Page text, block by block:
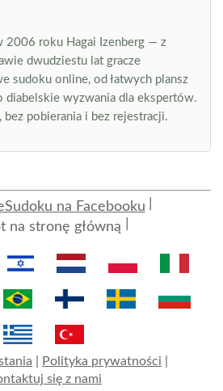
2006 roku Hagai Izenberg — z
dwudziestu lat gracze
sudoku online, od łatwych plansz
diabelskie wyzwania dla ekspertów.
bez pobierania i bez rejestracji.
na Facebooku
na stronę główną
Polityka prywatności
się z nami